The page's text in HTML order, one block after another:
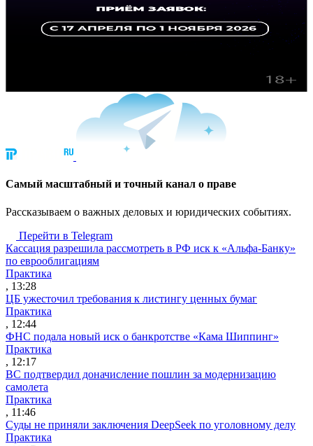
Cамый масштабный и точный канал о праве
Рассказываем о важных деловых и юридических событиях.
Перейти в Telegram
Кассация разрешила рассмотреть в РФ иск к «Альфа-Банку»
по еврооблигациям
Практика
, 13:28
ЦБ ужесточил требования к листингу ценных бумаг
Практика
, 12:44
ФНС подала новый иск о банкротстве «Кама Шиппинг»
Практика
, 12:17
ВС подтвердил доначисление пошлин за модернизацию
самолета
Практика
, 11:46
Суды не приняли заключения DeepSeek по уголовному делу
Практика